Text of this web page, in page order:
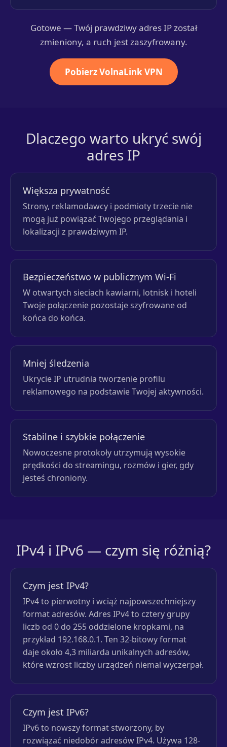
Gotowe — Twój prawdziwy adres IP został
zmieniony, a ruch jest zaszyfrowany.
Pobierz VolnaLink VPN
Dlaczego warto ukryć swój
adres IP
Większa prywatność
Strony, reklamodawcy i podmioty trzecie nie
mogą już powiązać Twojego przeglądania i
lokalizacji z prawdziwym IP.
Bezpieczeństwo w publicznym Wi-Fi
W otwartych sieciach kawiarni, lotnisk i hoteli
Twoje połączenie pozostaje szyfrowane od
końca do końca.
Mniej śledzenia
Ukrycie IP utrudnia tworzenie profilu
reklamowego na podstawie Twojej aktywności.
Stabilne i szybkie połączenie
Nowoczesne protokoły utrzymują wysokie
prędkości do streamingu, rozmów i gier, gdy
jesteś chroniony.
IPv4 i IPv6 — czym się różnią?
Czym jest IPv4?
IPv4 to pierwotny i wciąż najpowszechniejszy
format adresów. Adres IPv4 to cztery grupy
liczb od 0 do 255 oddzielone kropkami, na
przykład 192.168.0.1. Ten 32-bitowy format
daje około 4,3 miliarda unikalnych adresów,
które wzrost liczby urządzeń niemal wyczerpał.
Czym jest IPv6?
IPv6 to nowszy format stworzony, by
rozwiązać niedobór adresów IPv4. Używa 128-